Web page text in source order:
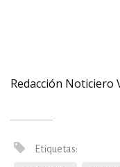
Redacción Noticiero
Etiquetas: